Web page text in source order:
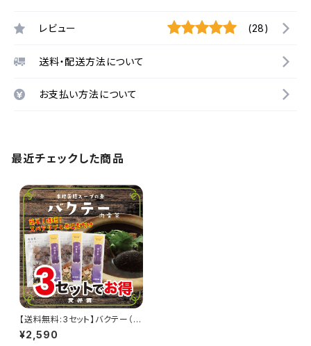
レビュー (28)
送料・配送方法について
お支払い方法について
最近チェックした商品
【送料無料:3セット】バクテー（肉
骨茶）の素 薬膳スープ 3〜4
人前 ×3袋
¥2,590